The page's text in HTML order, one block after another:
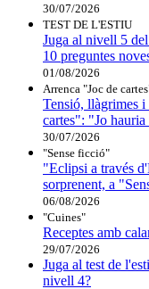
30/07/2026
TEST DE L'ESTIU
Juga al nivell 5
10 preguntes
01/08/2026
Arrenca "Joc de
Tensió, llàgrimes
cartes": "Jo
30/07/2026
"Sense ficció"
"Eclipsi a través
sorprenent, a
06/08/2026
"Cuines"
Receptes amb
29/07/2026
Juga al test de
nivell 4?